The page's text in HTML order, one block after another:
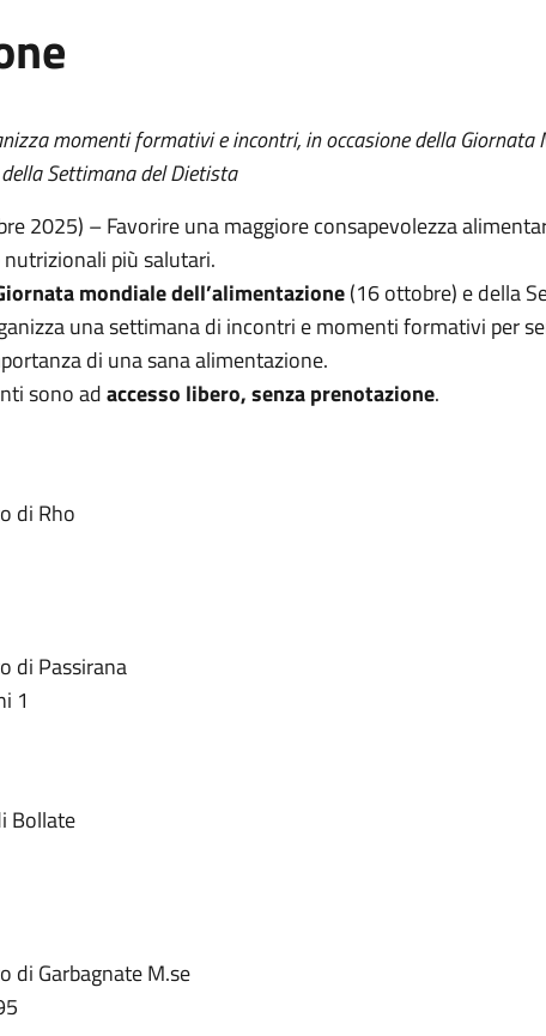
momenti formativi e incontri, in occasione della Giornata
Settimana del Dietista
2025) – Favorire una maggiore consapevolezza
nutrizionali più salutari.
mondiale dell’alimentazione(16 ottobre) e della
una settimana di incontri e momenti formativi per
di una sana alimentazione.
sono adaccesso libero, senza prenotazione.
di Rho
di Passirana
1
Bollate
di Garbagnate M.se